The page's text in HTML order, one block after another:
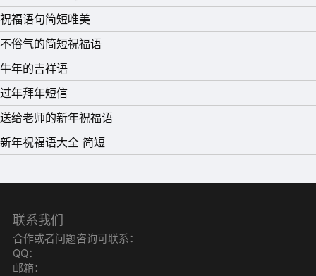
15、 曾经拥有的不要忘记，属于自己的不要放弃，辛苦得
来的更要珍惜，已经失去的当作回忆，愿你未来一切都能顺
一个到达，我的拥抱在新的一年第一个给你，祝新的一年一
切依然顺利，吉祥如意，新年快乐。
17、 年初一祝你：一元复始、万象更新;年年如意、岁岁平
祝福语句简短唯美
不俗气的简短祝福语
牛年的吉祥语
过年拜年短信
送给老师的新年祝福语
新年祝福语大全 简短
联系我们
合作或者问题咨询可联系：
QQ：
邮箱：